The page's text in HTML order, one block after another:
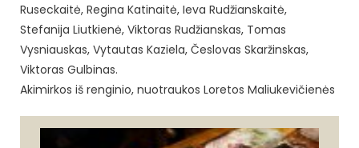
Ruseckaitė, Regina Katinaitė, Ieva Rudžianskaitė,
Stefanija Liutkienė, Viktoras Rudžianskas, Tomas
Vysniauskas, Vytautas Kaziela, Česlovas Skaržinskas,
Viktoras Gulbinas.
Akimirkos iš renginio, nuotraukos Loretos Maliukevičienės